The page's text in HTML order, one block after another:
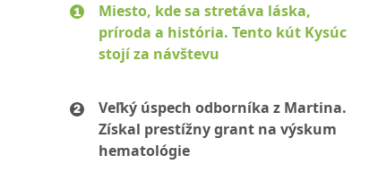
Miesto, kde sa stretáva láska,
príroda a história. Tento kút Kysúc
stojí za návštevu
Veľký úspech odborníka z Martina.
Získal prestížny grant na výskum
hematológie